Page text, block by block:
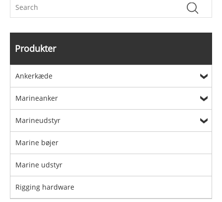
Produkter
Ankerkæde
Marineanker
Marineudstyr
Marine bøjer
Marine udstyr
Rigging hardware